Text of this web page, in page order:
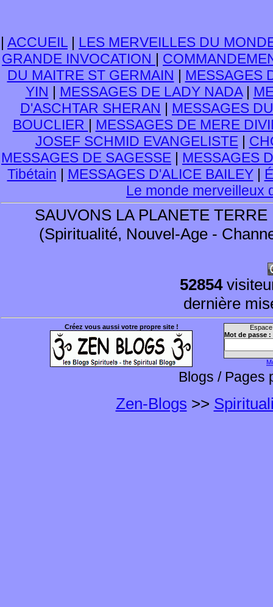
| ACCUEIL | LES MERVEILLES DU
GRANDE INVOCATION |
DU MAITRE ST GERMAIN | MESSAGES
YIN | MESSAGES DE LADY NADA|
D'ASCHTAR SHERAN | MESSAGES
BOUCLIER | MESSAGES DE MERE
JOSEF SCHMID EVANGELISTE|
MESSAGES DE SAGESSE | MESSAGES
Tibétain | MESSAGES D'ALICE BAILEY|
Le monde merveilleux
SAUVONS LA PLANETE
(Spiritualité, Nouvel-Age -
52854
dernière
Créez vous aussi votre propre site !
Mot de passe :
Blogs /
Zen-Blogs >>